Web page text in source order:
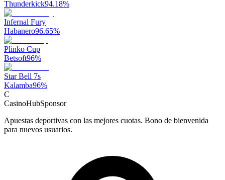
Thunderkick94.18%
Infernal Fury
Habanero96.65%
Plinko Cup
Betsoft96%
Star Bell 7s
Kalamba96%
C
CasinoHubSponsor
Apuestas deportivas con las mejores cuotas. Bono de bienvenida
para nuevos usuarios.